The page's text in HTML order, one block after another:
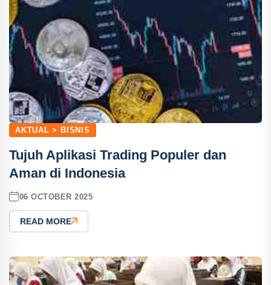
AKTUAL > BISNIS
Tujuh Aplikasi Trading Populer dan
Aman di Indonesia
06 OCTOBER 2025
READ MORE